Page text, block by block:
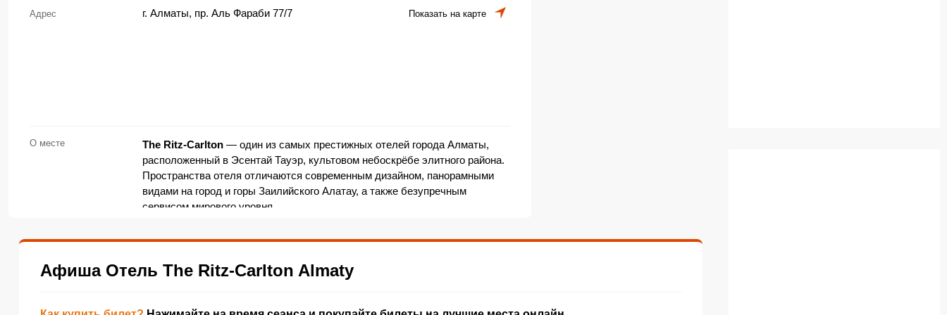
Адрес г. Алматы, пр. Аль Фараби 77/7 Показать на карте
О месте The Ritz-Carlton — один из самых престижных отелей города Алматы,
расположенный в Эсентай Тауэр, культовом небоскрёбе элитного района.
Пространства отеля отличаются современным дизайном, панорамными
видами на город и горы Заилийского Алатау, а также безупречным
сервисом мирового уровня.
презентации, деловые форумы, камерные концерты и частные
трансформеры, рестораны высокой кухни, лаунж-пространства и VIP-
зоны, что позволяет проводить события любого формата — от бизнес-
Афиша Отель The Ritz-Carlton Almaty